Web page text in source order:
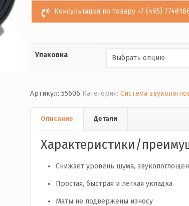
Консультация по товару +7 (495)
Упаковка
Артикул: 55606 Категория: Система
Описание Детали
Характеристики/
Снижает уровень шума,
Простая, быстрая и легкая укладка
Маты не подвержены износу